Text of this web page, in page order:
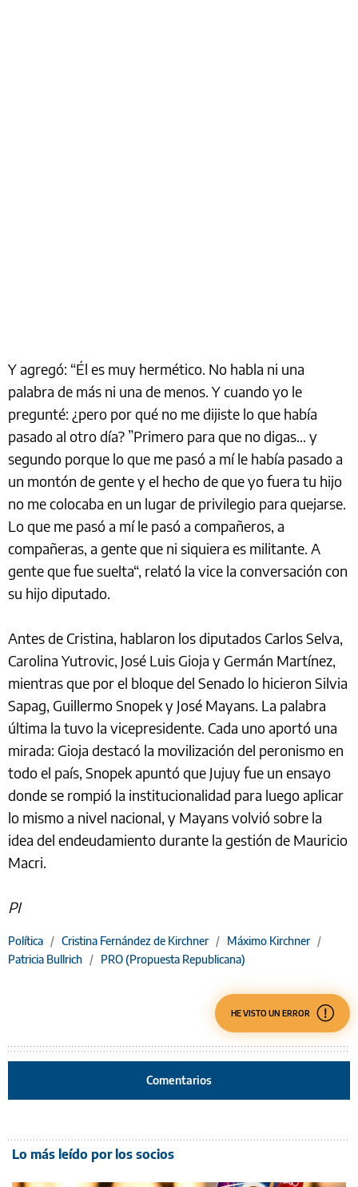
Y agregó: “Él es muy hermético. No habla ni una
palabra de más ni una de menos. Y cuando yo le
pregunté: ¿pero por qué no me dijiste lo que había
pasado al otro día? ”Primero para que no digas… y
segundo porque lo que me pasó a mí le había pasado a
un montón de gente y el hecho de que yo fuera tu hijo
no me colocaba en un lugar de privilegio para quejarse.
Lo que me pasó a mí le pasó a compañeros, a
compañeras, a gente que ni siquiera es militante. A
gente que fue suelta“, relató la vice la conversación con
su hijo diputado.
Antes de Cristina, hablaron los diputados Carlos Selva,
Carolina Yutrovic, José Luis Gioja y Germán Martínez,
mientras que por el bloque del Senado lo hicieron Silvia
Sapag, Guillermo Snopek y José Mayans. La palabra
última la tuvo la vicepresidente. Cada uno aportó una
mirada: Gioja destacó la movilización del peronismo en
todo el país, Snopek apuntó que Jujuy fue un ensayo
donde se rompió la institucionalidad para luego aplicar
lo mismo a nivel nacional, y Mayans volvió sobre la
idea del endeudamiento durante la gestión de Mauricio
Macri.
PI
Política / Cristina Fernández de Kirchner / Máximo Kirchner /
Patricia Bullrich / PRO (Propuesta Republicana)
HE VISTO UN ERROR
Comentarios
Lo más leído por los socios